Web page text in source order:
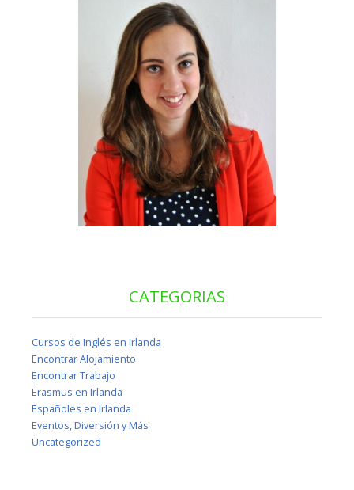
CATEGORIAS
Cursos de Inglés en Irlanda
Encontrar Alojamiento
Encontrar Trabajo
Erasmus en Irlanda
Españoles en Irlanda
Eventos, Diversión y Más
Uncategorized